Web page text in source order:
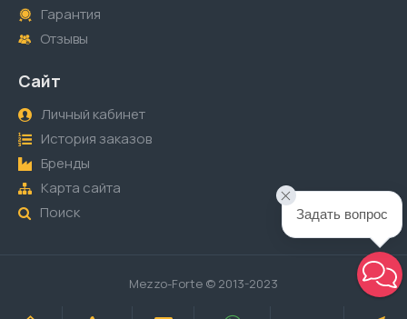
Гарантия
Отзывы
Сайт
Личный кабинет
История заказов
Бренды
Карта сайта
Поиск
Mezzo-Forte © 2013-2023
Задать вопрос